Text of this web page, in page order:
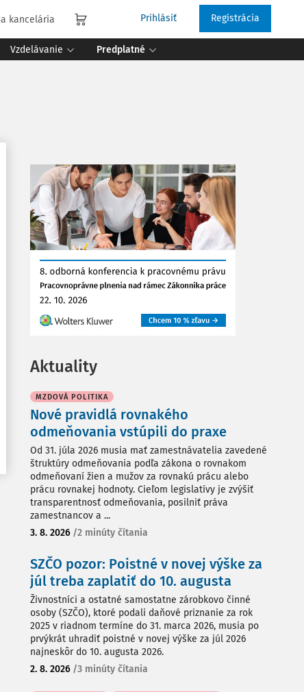
kancelária Prihlásiť Registrácia
Vzdelávanie Predplatné
Aktuality
MZDOVÁ POLITIKA
Nové pravidlá rovnakého
odmeňovania vstúpili do praxe
Od 31. júla 2026 musia mať zamestnávatelia zavedené
štruktúry odmeňovania podľa zákona o rovnakom
odmeňovaní žien a mužov za rovnakú prácu alebo
prácu rovnakej hodnoty. Cieľom legislatívy je zvýšiť
transparentnosť odmeňovania, posilniť práva
zamestnancov a ...
3. 8. 2026 /2 minúty čítania
SZČO pozor: Poistné v novej výške za
júl treba zaplatiť do 10. augusta
Živnostníci a ostatné samostatne zárobkovo činné
osoby (SZČO), ktoré podali daňové priznanie za rok
2025 v riadnom termíne do 31. marca 2026, musia po
prvýkrát uhradiť poistné v novej výške za júl 2026
najneskôr do 10. augusta 2026.
2. 8. 2026 /3 minúty čítania